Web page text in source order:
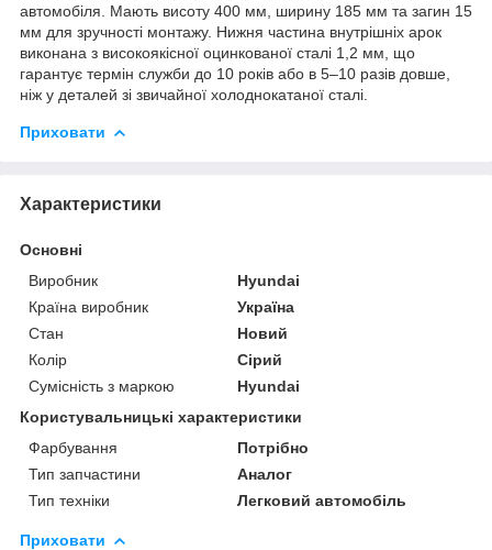
автомобіля. Мають висоту 400 мм, ширину 185 мм та загин 15
мм для зручності монтажу. Нижня частина внутрішніх арок
виконана з високоякісної оцинкованої сталі 1,2 мм, що
гарантує термін служби до 10 років або в 5–10 разів довше,
ніж у деталей зі звичайної холоднокатаної сталі.
Приховати
Характеристики
Основні
Виробник
Hyundai
Країна виробник
Україна
Стан
Новий
Колір
Сірий
Сумісність з маркою
Hyundai
Користувальницькі характеристики
Фарбування
Потрібно
Тип запчастини
Аналог
Тип техніки
Легковий автомобіль
Приховати